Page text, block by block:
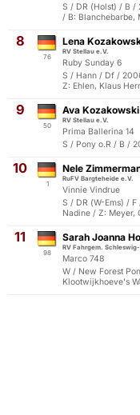
S / DR (Holst) / B /
/ B: Blanchebarbe,
8
76
Lena
RV Stellau e.V.
Ruby Sunday 6
S / Hann / Df /
Z: Ehlen, Klaus
9
50
Ava Kozakowski
RV Stellau e.V.
Prima Ballerina 14
S / Pony o.R / B /
10
1
Nele
RuFV Bargteheide e.V.
Vinnie Vindrue
S / DR (W-Ems) /
Nadine / Z: Meyer,
11
98
Sarah Joanna
RV Fahrgem.
Marco 748
W / New Forest
Klootwijkhoeve's